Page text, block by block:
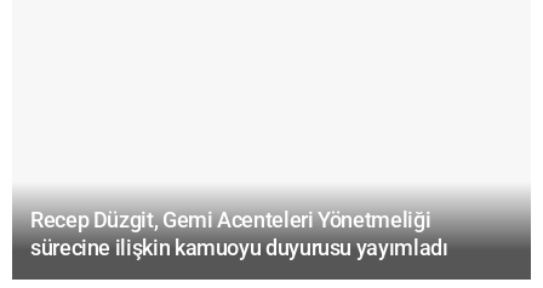
Recep Düzgit, Gemi Acenteleri Yönetmeliği
sürecine ilişkin kamuoyu duyurusu yayımladı